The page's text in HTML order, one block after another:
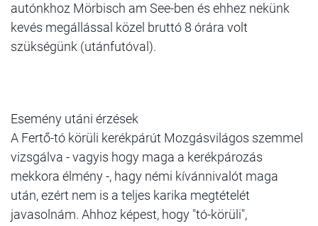
autónkhoz Mörbisch am See-ben és ehhez nekünk
kevés megállással közel bruttó 8 órára volt
szükségünk (utánfutóval).
Esemény utáni érzések
A Fertő-tó körüli kerékpárút Mozgásvilágos szemmel
vizsgálva - vagyis hogy maga a kerékpározás
mekkora élmény -, hagy némi kívánnivalót maga
után, ezért nem is a teljes karika megtételét
javasolnám. Ahhoz képest, hogy "tó-körüli",